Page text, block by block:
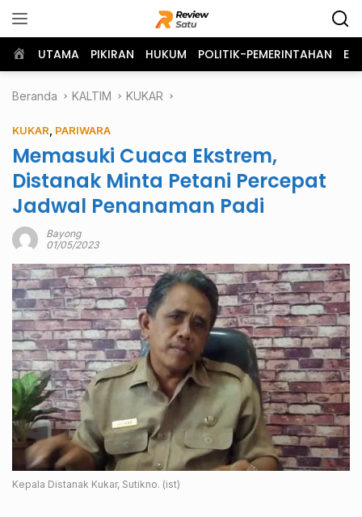
ke
Home
UTAMA PIKIRAN HUKUM POLITIK-PEMERINTAHAN
Beranda KALTIM KUKAR
KUKAR PARIWARA
Memasuki Cuaca Ekstrem,
Distanak Minta Petani Percepat
Jadwal Penanaman Padi
Bayong
01/05/2023
Kepala Distanak Kukar, Sutikno. (ist)